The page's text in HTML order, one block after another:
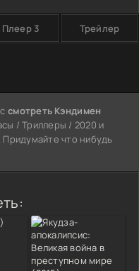
Плеер 3 Трейлер
ссмотреть Кэндимен
/ Триллеры / 2020 и
Придумайте что нибудь